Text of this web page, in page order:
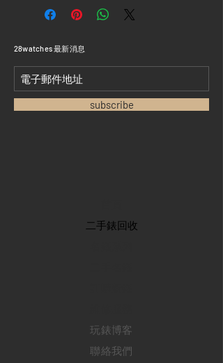
​28watches 最新消息
subscribe
​二手錶回收
玩錶博客
聯絡我們